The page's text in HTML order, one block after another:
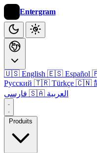
Entergram
🇺🇸 English 🇪🇸 Español
Русский 🇹🇷 Türkçe 🇨🇳
🇸🇦 العربية
Produits